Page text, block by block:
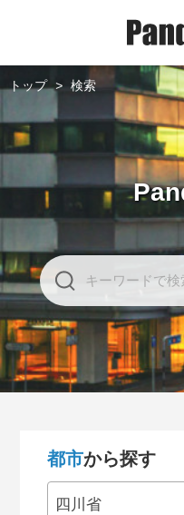
トップ > 検索
都市から探す
四川省